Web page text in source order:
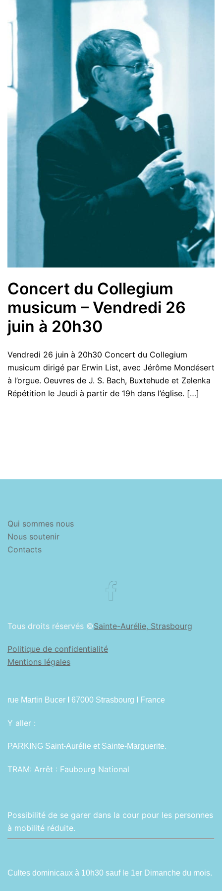
Concert du Collegium
musicum – Vendredi 26
juin à 20h30
Vendredi 26 juin à 20h30 Concert du Collegium
musicum dirigé par Erwin List, avec Jérôme Mondésert
à l’orgue. Oeuvres de J. S. Bach, Buxtehude et Zelenka
Répétition le Jeudi à partir de 19h dans l’église. […]
Qui sommes nous
Nous soutenir
Contacts
Tous droits réservés ©Sainte-Aurélie, Strasbourg
Politique de confidentialité
Mentions légales
rue Martin Bucer 67000 Strasbourg France
Y aller :
PARKING Saint-Aurélie et Sainte-Marguerite.
TRAM: Arrêt : Faubourg National
Possibilité de se garer dans la cour pour les personnes
à mobilité réduite.
Cultes dominicaux à 10h30 sauf le 1er Dimanche du mois.